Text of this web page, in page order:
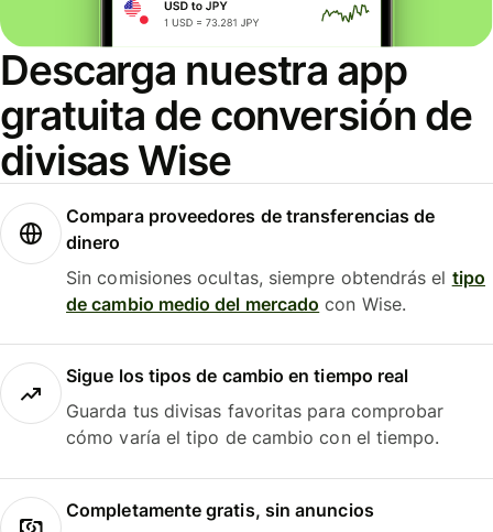
Descarga nuestra app
gratuita de conversión de
divisas Wise
Compara proveedores de transferencias de
dinero
Sin comisiones ocultas, siempre obtendrás el tipo
de cambio medio del mercado con Wise.
Sigue los tipos de cambio en tiempo real
Guarda tus divisas favoritas para comprobar
cómo varía el tipo de cambio con el tiempo.
Completamente gratis, sin anuncios